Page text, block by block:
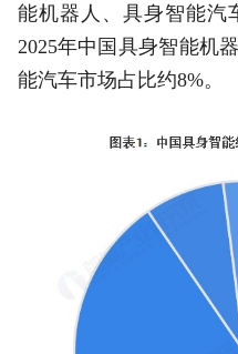
能机器人、具身智能汽
2025年中国具身智能机
能汽车市场占比约8%。